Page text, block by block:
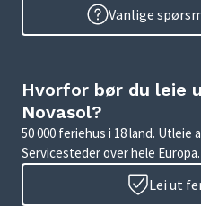
Vanlige
Hvorfor bør du leie
Novasol?
50 000 feriehus i 18 land. Utleie
Servicesteder over hele
Lei ut